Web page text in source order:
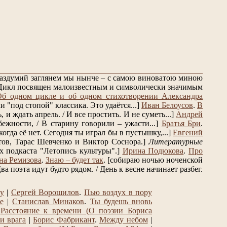
заглянем мы нынче – с самою виноватою миною
посвящен малоизвестным и символически значимым
одном цикле и об одном стихотворении Александра
"под стопой" классика. Это удаётся...] Иван Белоусов. В
ждать апрель. / И все простить. И не суметь...] Андрей
/ В старину говорили – ужасти...] Братья Бри.
её нет. Сегодня ты играл бы в пустышку,...] Евгений
Тарас Шевченко и Виктор Соснора.] Литературные
подкаста "Летопись культуры".] Ирина Подюкова. Про
Ремизова. Знаю – будет так. [собираю ночью ноченской
поэта идут будто рядом. / День к весне начинает разбег.
| Сергей Ворошилов. Пью воздух в пору
|Станислав Минаков. Ты будешь вновь
Расстояние к времени (О поэзии Бориса
врага | Борис Фабрикант. Между небом|